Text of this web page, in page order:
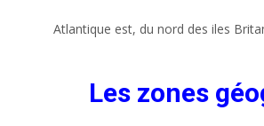
Atlantique est, du nord des iles
Les zones